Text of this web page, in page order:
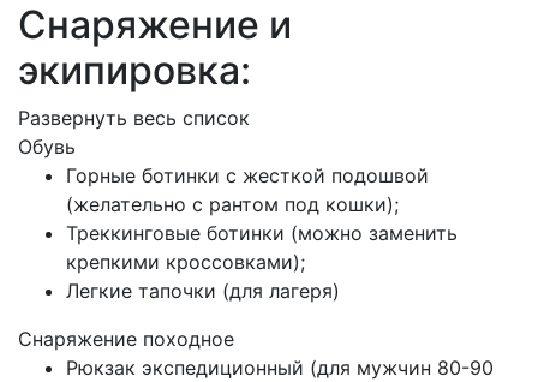
Снаряжение и
экипировка:
Развернуть весь список
Обувь
Горные ботинки с жесткой подошвой
(желательно с рантом под кошки);
Треккинговые ботинки (можно заменить
крепкими кроссовками);
Легкие тапочки (для лагеря)
Снаряжение походное
Рюкзак экспедиционный (для мужчин 80-90